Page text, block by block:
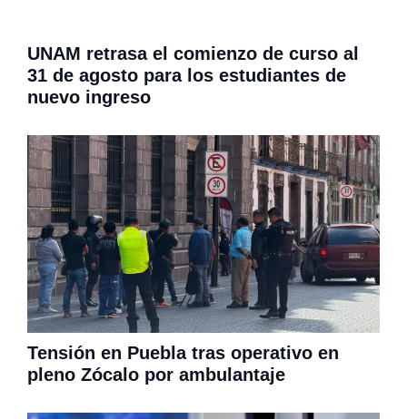
UNAM retrasa el comienzo de curso al
31 de agosto para los estudiantes de
nuevo ingreso
Tensión en Puebla tras operativo en
pleno Zócalo por ambulantaje